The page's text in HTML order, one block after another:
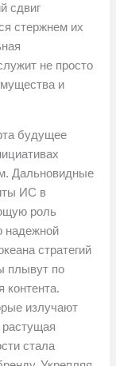
сдвиг
стержнем их
не просто
и
будущее
Дальновидные
ИС в
роль
надежной
стратегий
плывут по
контента.
излучают
растущая
стала